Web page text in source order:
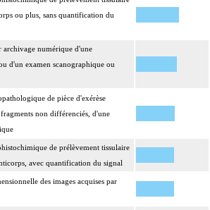
ou plus, sans quantification du
archivage numérique d'une
d'un examen scanographique ou
de pièce d'exérèse
non différenciés, d'une
de prélèvement tissulaire
avec quantification du signal
des images acquises par